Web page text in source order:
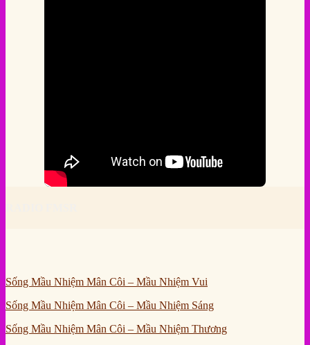
Sống Mầu Nhiệm Mân Côi – Mầu Nhiệm Vui
Sống Mầu Nhiệm Mân Côi – Mầu Nhiệm Sáng
Sống Mầu Nhiệm Mân Côi – Mầu Nhiệm Thương